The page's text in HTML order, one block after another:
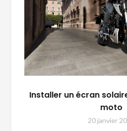
Installer un écran
moto
20 janvier